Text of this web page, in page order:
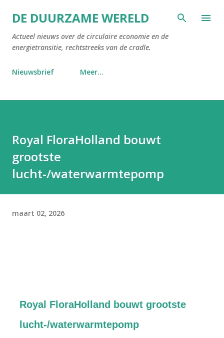
Doorgaan naar hoofdcontent
DE DUURZAME WERELD
Actueel nieuws over de circulaire economie en de
energietransitie, rechtstreeks van de cradle.
Nieuwsbrief Meer…
Royal FloraHolland bouwt
grootste
lucht-/waterwarmtepomp
maart 02, 2026
Royal FloraHolland bouwt grootste
lucht-/waterwarmtepomp